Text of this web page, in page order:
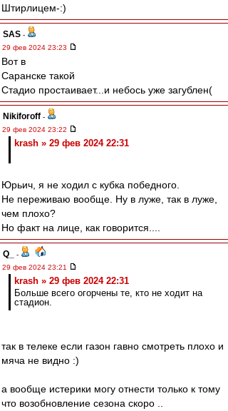
Штирлицем-:)
SAS -
29 фев 2024 23:23
Вот в
Саранске такой
Стадио простаивает...и небось уже загублен(
Nikiforoff -
29 фев 2024 23:22
krash » 29 фев 2024 22:31
Юрьич, я не ходил с кубка победного.
Не переживаю вообще. Ну в луже, так в луже,
чем плохо?
Но факт на лице, как говорится....
Q_
-
29 фев 2024 23:21
krash » 29 фев 2024 22:31
Больше всего огорчены те, кто не ходит на
стадион.
так в телеке если газон гавно смотреть плохо и
мяча не видно :)
а вообще истерики могу отнести только к тому
что возобновление сезона скоро ..